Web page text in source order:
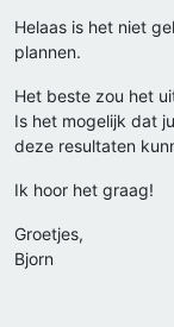
Helaas is het niet
plannen.
Het beste zou het
Is het mogelijk dat
deze resultaten
Ik hoor het graag!
Groetjes,
Bjorn